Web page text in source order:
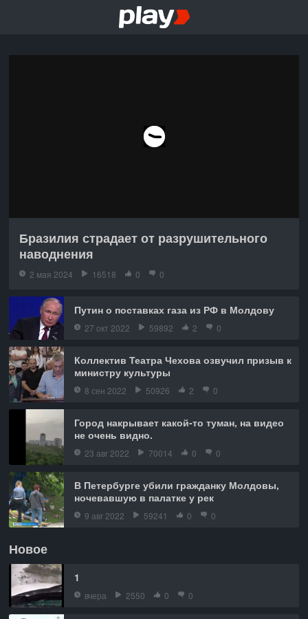
Бразилия страдает от разрушительного
наводнения
2 мая 2024 16518 0 0
Путин о поставках газа из РФ в Молдову
27 окт 2022 59892 2 0
Коллектив Театра Чехова озвучил призыв к
министру культуры
8 сен 2022 50926 2 0
Город накрывает какой-то туман, на видео
не очень видно.
23 авг 2022 70014 0 0
В Петербурге убили гражданку Молдовы,
ночевавшую в палатке у рек
9 авг 2022 59241 0 0
Новое
1
вчера 2550 0 0